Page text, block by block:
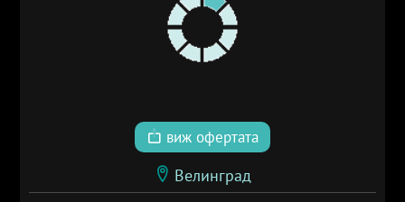
виж офертата
Велинград